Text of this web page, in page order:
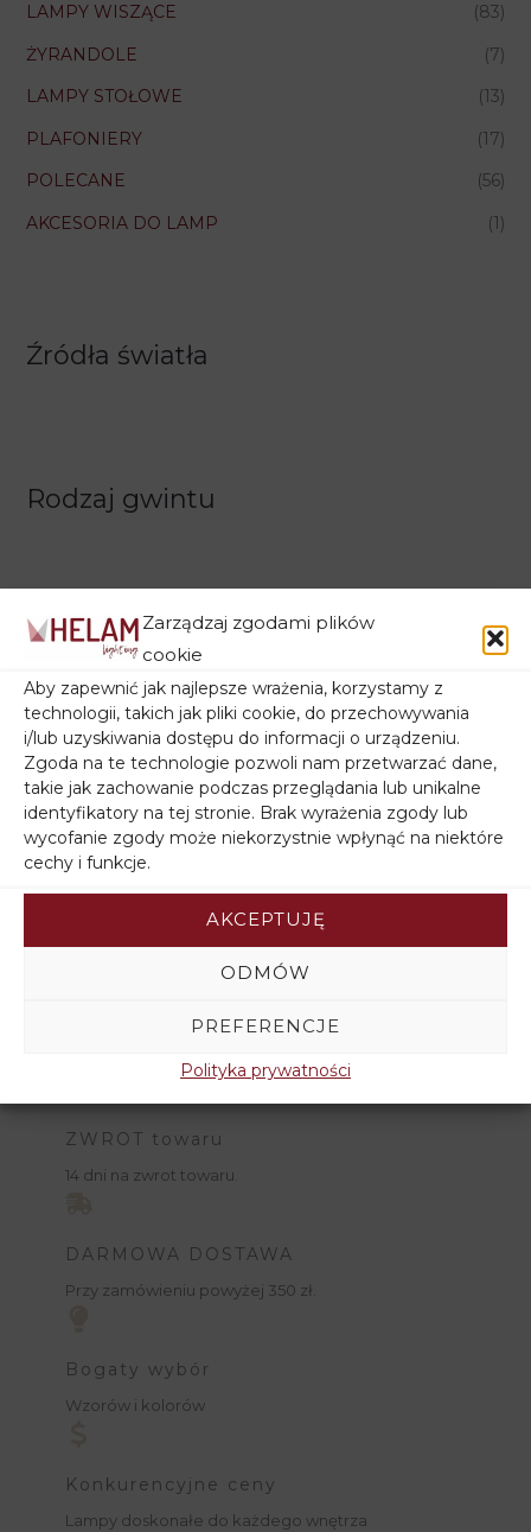
Zarządzaj zgodami plików
cookie
Aby zapewnić jak najlepsze wrażenia, korzystamy z
technologii, takich jak pliki cookie, do przechowywania
i/lub uzyskiwania dostępu do informacji o urządzeniu.
Zgoda na te technologie pozwoli nam przetwarzać dane,
takie jak zachowanie podczas przeglądania lub unikalne
identyfikatory na tej stronie. Brak wyrażenia zgody lub
wycofanie zgody może niekorzystnie wpłynąć na niektóre
cechy i funkcje.
AKCEPTUJĘ
ODMÓW
PREFERENCJE
Polityka prywatności
LAMPY WISZĄCE
(83)
ŻYRANDOLE
(7)
LAMPY STOŁOWE
(13)
PLAFONIERY
(17)
POLECANE
(56)
AKCESORIA DO LAMP
(1)
Źródła światła
Rodzaj gwintu
Filtruj wg ceny
Filtruj wg stanu magazynowego
ZWROT towaru
14 dni na zwrot towaru.
DARMOWA DOSTAWA
Przy zamówieniu powyżej 350 zł.
Bogaty wybór
Wzorów i kolorów
Konkurencyjne ceny
Lampy doskonałe do każdego wnętrza